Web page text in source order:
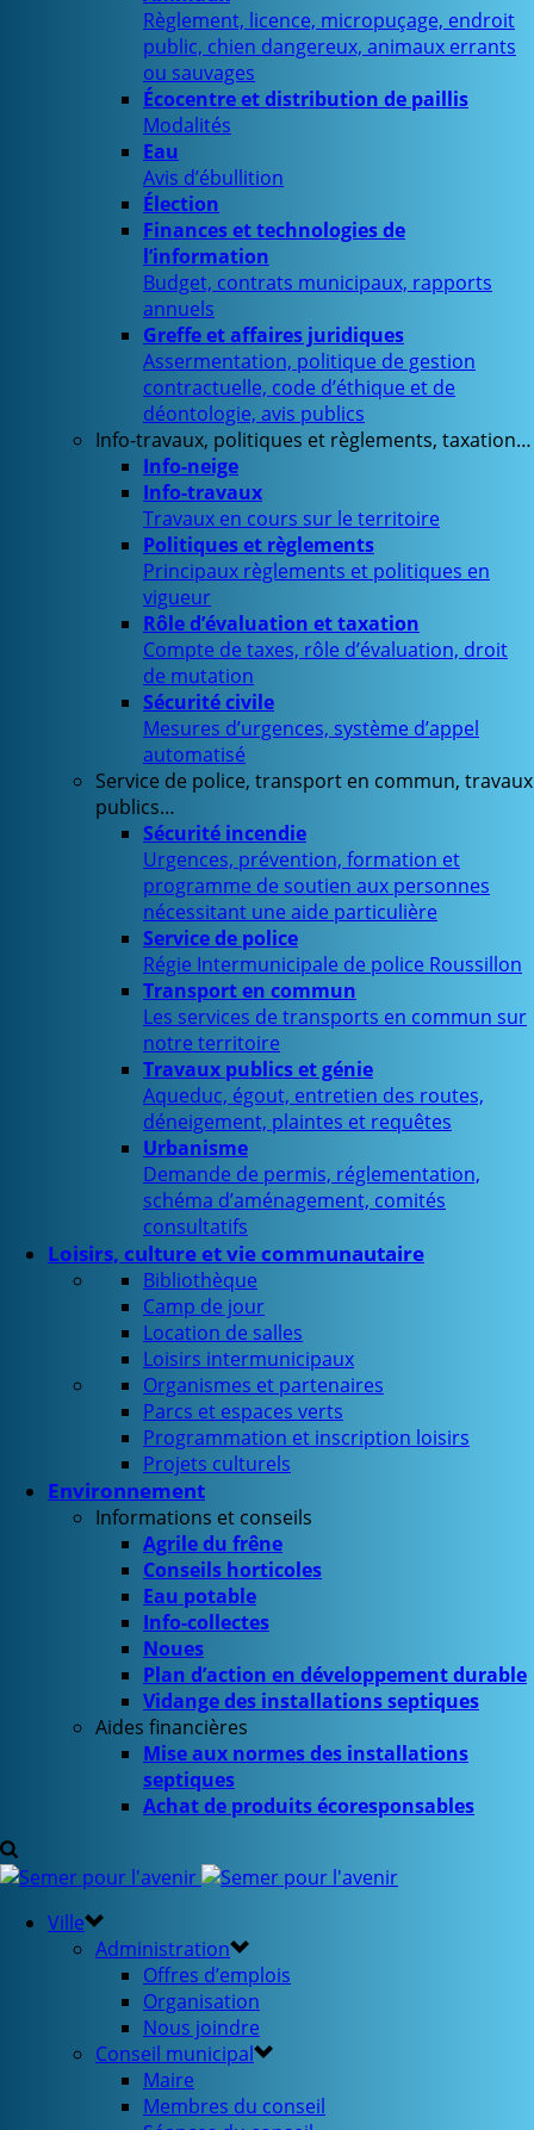
Règlement, licence, micropuçage, endroit
public, chien dangereux, animaux errants
ou sauvages
Écocentre et distribution de paillis
Modalités
Eau
Avis d’ébullition
Élection
Finances et technologies de
l’information
Budget, contrats municipaux, rapports
annuels
Greffe et affaires juridiques
Assermentation, politique de gestion
contractuelle, code d’éthique et de
déontologie, avis publics
Info-travaux, politiques et règlements, taxation…
Info-neige
Info-travaux
Travaux en cours sur le territoire
Politiques et règlements
Principaux règlements et politiques en
vigueur
Rôle d’évaluation et taxation
Compte de taxes, rôle d’évaluation, droit
de mutation
Sécurité civile
Mesures d’urgences, système d’appel
automatisé
Service de police, transport en commun, travaux
publics…
Sécurité incendie
Urgences, prévention, formation et
programme de soutien aux personnes
nécessitant une aide particulière
Service de police
Régie Intermunicipale de police Roussillon
Transport en commun
Les services de transports en commun sur
notre territoire
Travaux publics et génie
Aqueduc, égout, entretien des routes,
déneigement, plaintes et requêtes
Urbanisme
Demande de permis, réglementation,
schéma d’aménagement, comités
consultatifs
Loisirs, culture et vie communautaire
Bibliothèque
Camp de jour
Location de salles
Loisirs intermunicipaux
Organismes et partenaires
Parcs et espaces verts
Programmation et inscription loisirs
Projets culturels
Environnement
Informations et conseils
Agrile du frêne
Conseils horticoles
Eau potable
Info-collectes
Noues
Plan d’action en développement durable
Vidange des installations septiques
Aides financières
Mise aux normes des installations
septiques
Achat de produits écoresponsables
Ville
Administration
Offres d’emplois
Organisation
Nous joindre
Conseil municipal
Maire
Membres du conseil